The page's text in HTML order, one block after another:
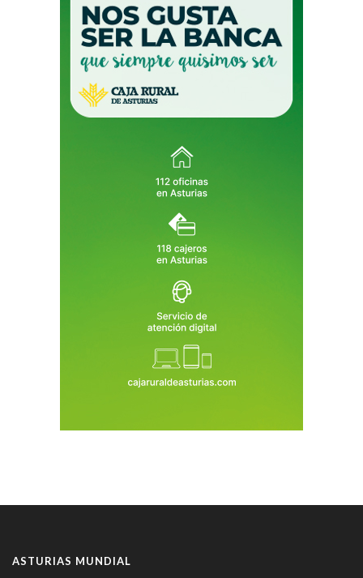
ASTURIAS MUNDIAL